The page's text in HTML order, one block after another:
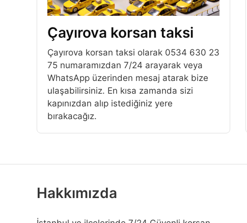
Çayırova korsan taksi
Çayırova korsan taksi olarak 0534 630 23
75 numaramızdan 7/24 arayarak veya
WhatsApp üzerinden mesaj atarak bize
ulaşabilirsiniz. En kısa zamanda sizi
kapınızdan alıp istediğiniz yere
bırakacağız.
Hakkımızda